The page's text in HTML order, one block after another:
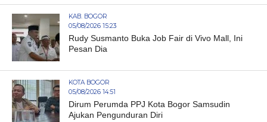
KAB. BOGOR
05/08/2026 15:23
Rudy Susmanto Buka Job Fair di Vivo Mall, Ini
Pesan Dia
KOTA BOGOR
05/08/2026 14:51
Dirum Perumda PPJ Kota Bogor Samsudin
Ajukan Pengunduran Diri